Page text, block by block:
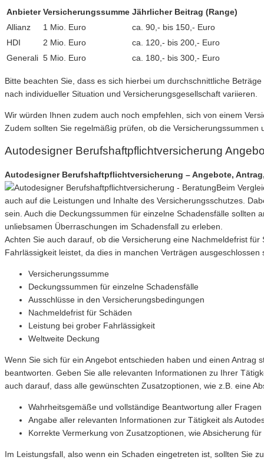
Anbieter Versicherungssumme Jährlicher Beitrag (Range)
Allianz
1 Mio. Euro
ca. 90,- bis 150,- Euro
HDI
2 Mio. Euro
ca. 120,- bis 200,- Euro
Generali 5 Mio. Euro ca. 180,- bis 300,- Euro
Bitte beachten Sie, dass es sich hierbei um durchschnittliche
nach individueller Situation und Versicherungsgesellschaft variieren.
Wir würden Ihnen zudem auch noch empfehlen, sich von einem
Zudem sollten Sie regelmäßig prüfen, ob die
Autodesigner Berufshaftpflichtversicherung
Autodesigner Berufshaftpflichtversicherung – Angebote,
Beim
auch auf die Leistungen und Inhalte des Versicherungsschutzes.
sein. Auch die Deckungssummen für einzelne Schadensfälle sollten
unliebsamen Überraschungen im Schadensfall zu erleben.
Achten Sie auch darauf, ob die Versicherung eine Nachmeldefrist
Fahrlässigkeit leistet, da dies in manchen Verträgen
Versicherungssumme
Deckungssummen für einzelne Schadensfälle
Ausschlüsse in den Versicherungsbedingungen
Nachmeldefrist für Schäden
Leistung bei grober Fahrlässigkeit
Weltweite Deckung
Wenn Sie sich für ein Angebot entschieden haben und einen
beantworten. Geben Sie alle relevanten Informationen zu Ihrer
auch darauf, dass alle gewünschten Zusatzoptionen, wie z.B. eine
Wahrheitsgemäße und vollständige Beantwortung aller Fragen
Angabe aller relevanten Informationen zur Tätigkeit als
Korrekte Vermerkung von Zusatzoptionen, wie Absicherung
Im Leistungsfall, also wenn ein Schaden eingetreten ist, sollten Sie